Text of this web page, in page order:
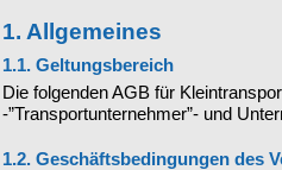
1. Allgemeines
1.1. Geltungsbereich
Die folgenden AGB für
-”Transportunternehmer”- und
1.2. Geschäftsbedingungen des